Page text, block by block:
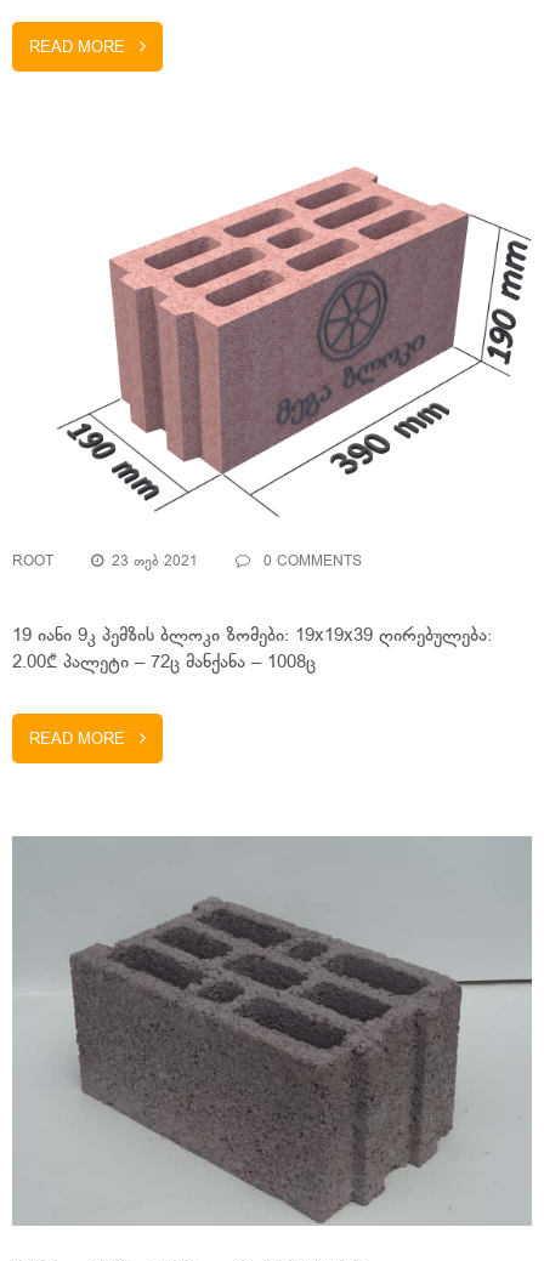
READ MORE
ROOT 23 ᲗᲔᲑ 2021 0 COMMENTS
19 იანი 9კ პემზის ბლოკი ზომები: 19x19x39 ღირებულება:
2.00₾ პალეტი – 72ც მანქანა – 1008ც
READ MORE